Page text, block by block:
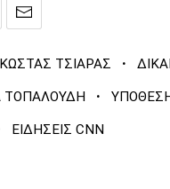
ΚΩΣΤΑΣ ΤΣΙΑΡΑΣ ·
ΤΟΠΑΛΟΥΔΗ ·
ΕΙΔΗΣΕΙΣ CNN